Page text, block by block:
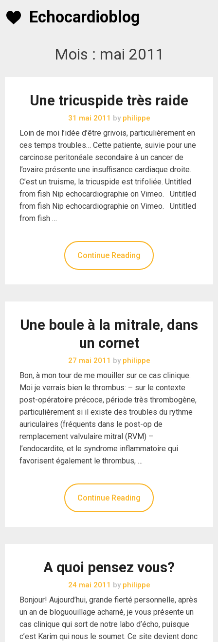
Echocardioblog
Mois : mai 2011
Une tricuspide très raide
31 mai 2011 byphilippe
Loin de moi l’idée d’être grivois, particulièrement en
ces temps troubles… Cette patiente, suivie pour une
carcinose peritonéale secondaire à un cancer de
l’ovaire présente une insuffisance cardiaque droite.
C’est un truisme, la tricuspide est trifoliée. Untitled
from fish Nip echocardiographie on Vimeo. Untitled
from fish Nip echocardiographie on Vimeo. Untitled
from fish …
Continue Reading
Une boule à la mitrale, dans
un cornet
27 mai 2011 byphilippe
Bon, à mon tour de me mouiller sur ce cas clinique.
Moi je verrais bien le thrombus: – sur le contexte
post-opératoire précoce, période très thrombogène,
particulièrement si il existe des troubles du rythme
auriculaires (fréquents dans le post-op de
remplacement valvulaire mitral (RVM) –
l’endocardite, et le syndrome inflammatoire qui
favorisent également le thrombus, …
Continue Reading
A quoi pensez vous?
24 mai 2011 byphilippe
Bonjour! Aujourd’hui, grande fierté personnelle, après
un an de bloguouillage acharné, je vous présente un
cas clinique qui sort de notre labo d’écho, puisque
c’est Karim qui nous le soumet. Ce site devient donc